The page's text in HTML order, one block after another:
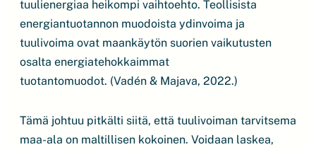
tuulienergiaa heikompi vaihtoehto. Teollisista
energiantuotannon muodoista ydinvoima ja
tuulivoima ovat maankäytön suorien vaikutusten
osalta energiatehokkaimmat
tuotantomuodot. (Vadén & Majava, 2022.)
Tämä johtuu pitkälti siitä, että tuulivoiman tarvitsema
maa-ala on maltillisen kokoinen. Voidaan laskea,